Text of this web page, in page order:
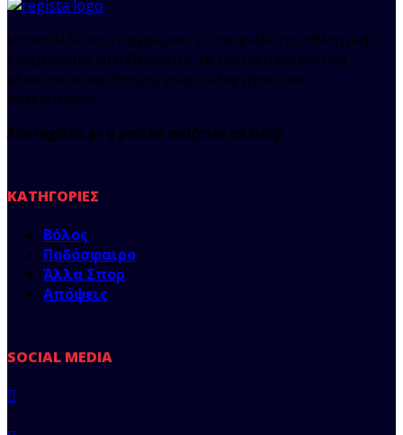
Ιστοσελίδα που οργανώνει το παιχνίδι της αθλητικής
ενημέρωσης στη Θεσσαλία, με αντικειμενικότητα,
αξιοπιστία και άποψη, χωρίς εξαρτήσεις και
αστερίσκους.
Στο regista.gr η μπάλα παίζεται αλλιώς!
ΚΑΤΗΓΟΡΊΕΣ
Βόλος
Ποδόσφαιρο
Άλλα Σπορ
Απόψεις
SOCIAL MEDIA